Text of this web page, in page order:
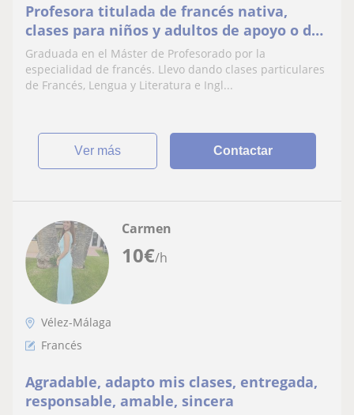
Profesora titulada de francés nativa,
clases para niños y adultos de apoyo o de
conversación
Graduada en el Máster de Profesorado por la
especialidad de francés. Llevo dando clases particulares
de Francés, Lengua y Literatura e Ingl...
ver más Contactar
10€/h
Carmen
Vélez-Málaga
Francés
Agradable, adapto mis clases, entregada,
responsable, amable, sincera